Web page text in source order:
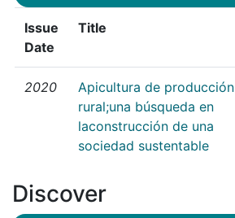
Issue
Date
Title
2020
Apicultura de producción
rural;una búsqueda en
laconstrucción de una
sociedad sustentable
Discover